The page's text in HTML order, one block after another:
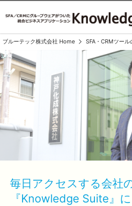
ブルーテック株式会社 Home SFA・CRMツー
毎日アクセスする会社
『Knowledge Suite』に